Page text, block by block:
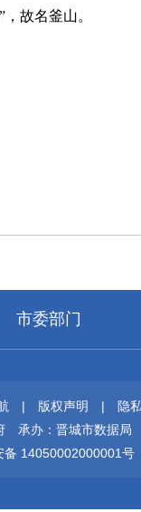
故名釜山。
市委部门
| 版权声明 |
隐
承办：晋城市数据局
备 14050002000001号